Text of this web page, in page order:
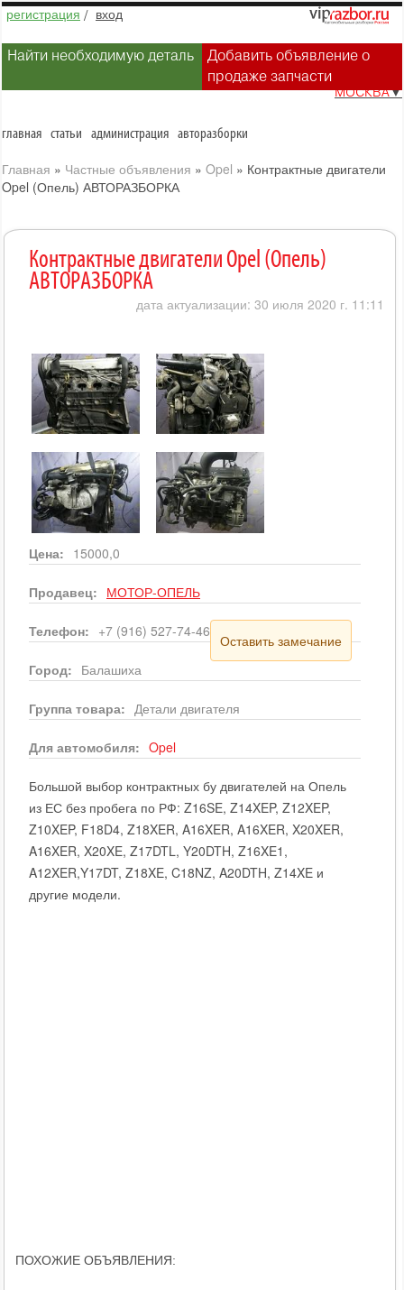
регистрация / вход
Найти необходимую деталь
Добавить объявление о
продаже запчасти
МОСКВА▼
главная статьи администрация авторазборки
Главная » Частные объявления » Opel » Контрактные двигатели
Opel (Опель) АВТОРАЗБОРКА
Контрактные двигатели Opel (Опель)
АВТОРАЗБОРКА
дата актуализации: 30 июля 2020 г. 11:11
Цена: 15000,0
Продавец: МОТОР-ОПЕЛЬ
Телефон: +7 (916) 527-74-46
Оставить замечание
Город: Балашиха
Группа товара: Детали двигателя
Для автомобиля: Opel
Большой выбор контрактных бу двигателей на Опель
из ЕС без пробега по РФ: Z16SE, Z14XEP, Z12XEP,
Z10XEP, F18D4, Z18XER, A16XER, A16XER, X20XER,
A16XER, X20XE, Z17DTL, Y20DTH, Z16XE1,
A12XER,Y17DT, Z18XE, C18NZ, A20DTH, Z14XE и
другие модели.
ПОХОЖИЕ ОБЪЯВЛЕНИЯ: